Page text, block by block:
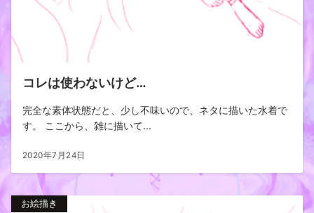
コレは使わないけど…
完全な素体状態だと、少し不味いので、ネタに描いた水着で
す。 ここから、雑に描いて...
2020年7月24日
お絵描き